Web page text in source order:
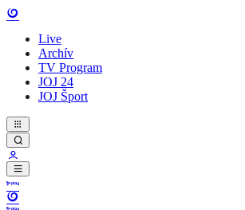
Live
Archív
TV Program
JOJ 24
JOJ Šport